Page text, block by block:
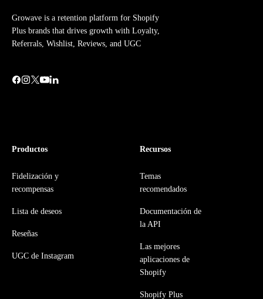
Growave is a retention platform for Shopify
Plus brands that drives growth with Loyalty,
Referrals, Wishlist, Reviews, and UGC
Productos
Fidelización y
recompensas
Lista de deseos
Reseñas
UGC de Instagram
Recursos
Temas
recomendados
Documentación de
la API
Las mejores
aplicaciones de
Shopify
Shopify Plus